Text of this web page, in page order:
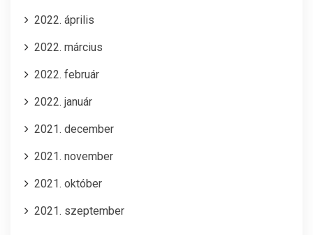
2022. április
2022. március
2022. február
2022. január
2021. december
2021. november
2021. október
2021. szeptember